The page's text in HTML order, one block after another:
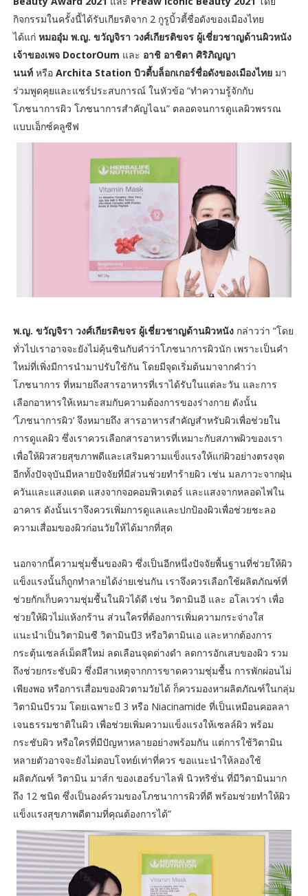
กิจกรรมในครั้งนี้ได้รับเกียรติจาก 2 กูรูบิ้วตี้ชื่อดังของเมืองไทย
ได้แก่ หมออุ๋ม พ.ญ. ขวัญจิรา วงศ์เกียรติขจร ผู้เชี่ยวชาญด้านผิวหนัง
เจ้าของเพจ DoctorOum และ อาชิ อาชิตา ศิริภิญญา
นนท์ หรือArchita Station บิวตี้บล็อกเกอร์ชื่อดังของเมืองไทยมา
ร่วมพูดคุยและแชร์ประสบการณ์ ในหัวข้อ “ทำความรู้จักกับ
โภชนาการผิว โภชนาการสำคัญไฉน” ตลอดจนการดูแลผิวพรรณ
แบบเอ็กซ์คลูซีฟ
พ.ญ. ขวัญจิรา วงศ์เกียรติขจร ผู้เชี่ยวชาญด้านผิวหนังกล่าวว่า “โดย
ทั่วไปเราอาจจะยังไม่คุ้นชินกับคำว่าโภชนาการผิวนัก เพราะเป็นคำ
ใหม่ที่เพิ่งมีการนำมาปรับใช้กัน โดยมีจุดเริ่มต้นมาจากคำว่า
โภชนาการ ที่หมายถึงสารอาหารที่เราได้รับในแต่ละวัน และการ
เลือกอาหารให้เหมาะสมกับความต้องการของร่างกาย ดังนั้น
‘โภชนาการผิว’ จึงหมายถึง สารอาหารสำคัญสำหรับผิวเพื่อช่วยใน
การดูแลผิว ซึ่งเราควรเลือกสารอาหารที่เหมาะกับสภาพผิวของเรา
เพื่อให้ผิวสวยสุขภาพดีและเสริมความแข็งแรงให้แก่ผิวอย่างตรงจุด
อีกทั้งปัจจุบันมีหลายปัจจัยที่มีส่วนช่วยทำร้ายผิว เช่น มลภาวะจากฝุ่น
ควันและแสงแดด แสงจากจอคอมพิวเตอร์ และแสงจากหลอดไฟใน
อาคาร ดังนั้นเราจึงควรเพิ่มการดูแลและปกป้องผิวเพื่อช่วยชะลอ
ความเสื่อมของผิวก่อนวัยให้ได้มากที่สุด
นอกจากนี้ความชุ่มชื้นของผิว ซึ่งเป็นอีกหนึ่งปัจจัยพื้นฐานที่ช่วยให้ผิว
แข็งแรงนั้นก็ถูกทำลายได้ง่ายเช่นกัน เราจึงควรเลือกใช้ผลิตภัณฑ์ที่
ช่วยกักเก็บความชุ่มชื้นในผิวได้ดี เช่น วิตามินอี และ อโลเวร่า เพื่อ
ช่วยให้ผิวไม่แห้งกร้าน ส่วนใครที่ต้องการเพิ่มความกระจ่างใส
แนะนำเป็นวิตามินซี วิตามินบี3 หรือวิตามินเอ และหากต้องการ
กระตุ้นเซลล์เม็ดสีใหม่ ลดเลือนจุดด่างดำ ลดการอักเสบของผิว รวม
ถึงช่วยกระชับผิว ซึ่งมีสาเหตุจากการขาดความชุ่มชื้น การพักผ่อนไม่
เพียงพอ หรือการเสื่อมของผิวตามวัยได้ ก็ควรมองหาผลิตภัณฑ์ในกลุ่ม
วิตามินบีรวม โดยเฉพาะบี 3 หรือ Niacinamide ที่เป็นเหมือนคอลลา
เจนธรรมชาติในผิว เพื่อช่วยเพิ่มความแข็งแรงให้เซลล์ผิว พร้อม
กระชับผิว หรือใครที่มีปัญหาหลายอย่างพร้อมกัน แต่การใช้วิตามิน
หลายตัวอาจจะยังไม่ตอบโจทย์เท่าที่ควร ขอแนะนำให้ลองใช้
ผลิตภัณฑ์ วิตามิน มาส์ก ของเฮอร์บาไลฟ์ นิวทริชั่น ที่มีวิตามินมาก
ถึง 12 ชนิด ซึ่งเป็นองค์รวมของโภชนาการผิวที่ดี พร้อมช่วยทำให้ผิว
แข็งแรงสุขภาพดีตามที่คุณต้องการได้”